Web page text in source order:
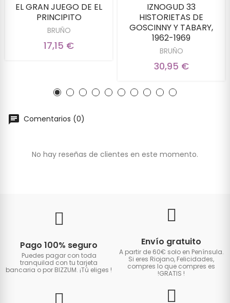
EL GRAN JUEGO DE EL
PRINCIPITO
BRUÑO
17,15 €
IZNOGUD 33
HISTORIETAS DE
GOSCINNY Y TABARY,
1962-1969
BRUÑO
30,95 €
Comentarios (0)
No hay reseñas de clientes en este momento.
Pago 100% seguro
Puedes pagar con toda
tranquilad con tu tarjeta
bancaria o por BIZZUM. ¡Tú eliges !
Envío gratuito
A partir de 60€ solo en Península.
Si eres Riojano, Felicidades,
compres lo que compres es
!GRATIS !